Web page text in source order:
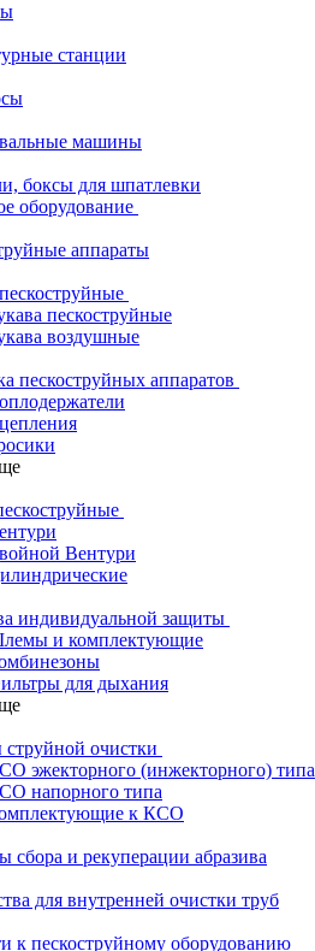
станции
машины
боксы для шпатлевки
оборудование
аппараты
пескоструйные
воздушные
пескоструйных аппаратов
Вентури
индивидуальной защиты
и комплектующие
для дыхания
очистки
эжекторного (инжекторного) типа
напорного типа
к КСО
сбора и рекуперации абразива
для внутренней очистки труб
к пескоструйному оборудованию